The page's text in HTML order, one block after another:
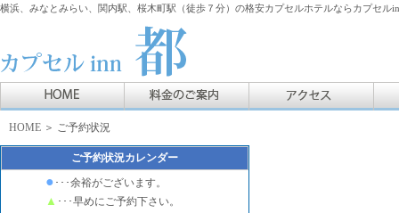
横浜、みなとみらい、関内駅、桜木町駅（徒歩７分）の格安カプセルホテルならカプセル
HOME ＞ ご予約状況
ご予約状況カレンダー
● ･･･余裕がございます。
▲ ･･･早めにご予約下さい。